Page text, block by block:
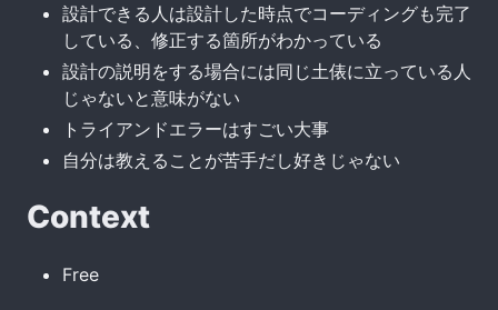
設計できる人は設計した時点でコーディングも完了
している、修正する箇所がわかっている
設計の説明をする場合には同じ土俵に立っている人
じゃないと意味がない
トライアンドエラーはすごい大事
自分は教えることが苦手だし好きじゃない
Context
Free